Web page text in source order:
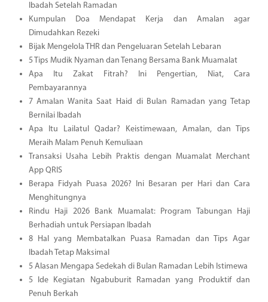
Ibadah Setelah Ramadan
Kumpulan Doa Mendapat Kerja dan Amalan agar
Dimudahkan Rezeki
Bijak Mengelola THR dan Pengeluaran Setelah Lebaran
5 Tips Mudik Nyaman dan Tenang Bersama Bank Muamalat
Apa Itu Zakat Fitrah? Ini Pengertian, Niat, Cara
Pembayarannya
7 Amalan Wanita Saat Haid di Bulan Ramadan yang Tetap
Bernilai Ibadah
Apa Itu Lailatul Qadar? Keistimewaan, Amalan, dan Tips
Meraih Malam Penuh Kemuliaan
Transaksi Usaha Lebih Praktis dengan Muamalat Merchant
App QRIS
Berapa Fidyah Puasa 2026? Ini Besaran per Hari dan Cara
Menghitungnya
Rindu Haji 2026 Bank Muamalat: Program Tabungan Haji
Berhadiah untuk Persiapan Ibadah
8 Hal yang Membatalkan Puasa Ramadan dan Tips Agar
Ibadah Tetap Maksimal
5 Alasan Mengapa Sedekah di Bulan Ramadan Lebih Istimewa
5 Ide Kegiatan Ngabuburit Ramadan yang Produktif dan
Penuh Berkah